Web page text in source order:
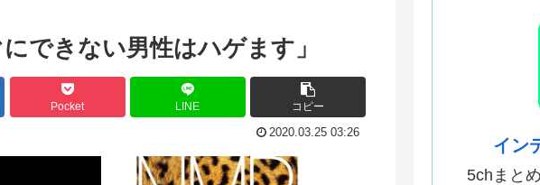
・・...
え...
流...
模...
高市早苗政権「円安ホクホクゥ！財政健全化は目指
クウラ「…着床したな」 悟空「 」
トランプ「結局のところ(次期大統領選で)私たちは
韓国人「悲報：サッカー協会の審判への性接待が事
「おっさんの自堕落な生活を美少女にやらせるアニ
韓国、サッカーW杯予選で審判を性接待して買収し
できない男性はハゲます」
Pocket LINE コピー
2020.03.25 03:26
イン
5chまと